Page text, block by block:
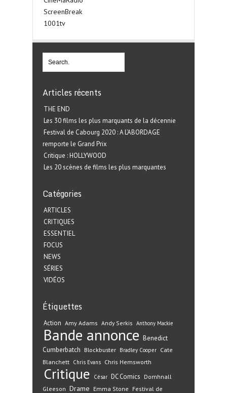
ScreenBreak
1001tv
Articles récents
THE END
Les 30 films les plus marquants de la décennie
Festival de Cabourg 2020 : A L’ABORDAGE
remporte le Grand Prix
Critique : HOLLYWOOD
Les 20 scènes de films les plus marquantes
Catégories
ARTICLES
CRITIQUES
ESSENTIEL
FOCUS
NEWS
SÉRIES
VIDÉOS
Étiquettes
Action Amy Adams Andy Serkis Anthony Mackie
Bande annonce Benedict
Cumberbatch Blockbuster Bradley Cooper Cate
Blanchett Chris Evans Chris Hemsworth
Critique César DC Comics Domhnall
Gleeson Drame Emma Stone Festival de